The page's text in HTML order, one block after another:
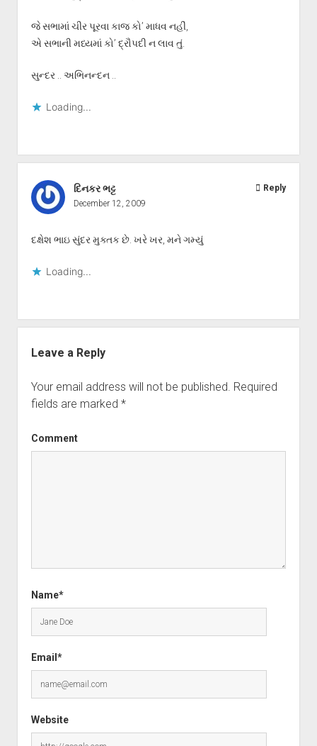
જે સભામાં ચીર પૂરવા કાજ કો’ માધવ નહીં,
એ સભાની મધ્યમાં કો’ દ્રૌપદી ન લાવ તું.
સુન્દર .. અભિનન્દન ..
Loading...
દિનકર ભટ્ટ
December 12, 2009
દક્ષેશ ભાઇ સુંદર મુક્તક છે. ખરે ખર, મને ગમ્યું
Loading...
Reply
Leave a Reply
Your email address will not be published. Required
fields are marked *
Comment
Name*
Email*
Website